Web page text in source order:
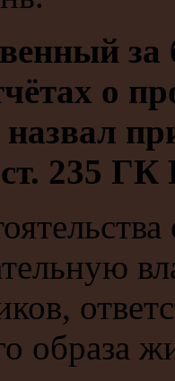
о
назвал
235
образа